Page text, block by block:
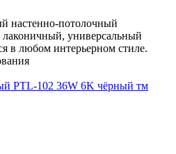
настенно-потолочный
универсальный
в любом интерьерном стиле.